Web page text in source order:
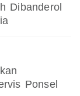
Dibanderol
Ponsel